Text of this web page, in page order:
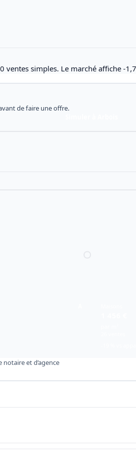
simples. Le marché affiche -
de faire une offre.
et d’agence